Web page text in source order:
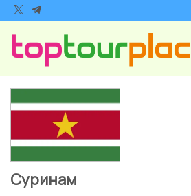
Суринам